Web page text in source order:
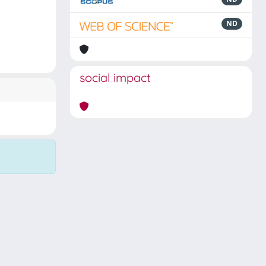
ND
social impact